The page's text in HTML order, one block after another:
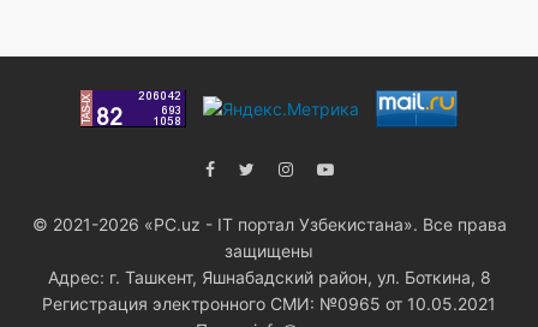
© 2021-2026 «PC.uz - IT портал Узбекистана». Все права
защищены
Адрес: г. Ташкент, Яшнабадский район, ул. Боткина, 8
Регистрация электронного СМИ: №0965 от 10.05.2021